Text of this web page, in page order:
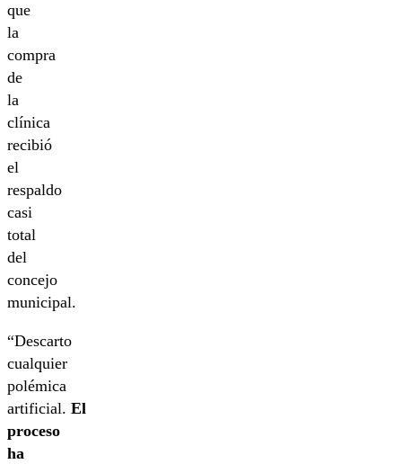
que
la
compra
de
la
clínica
recibió
el
respaldo
casi
total
del
concejo
municipal.
“Descarto
cualquier
polémica
artificial. El
proceso
ha